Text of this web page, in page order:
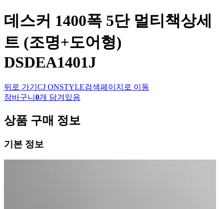
데스커 1400폭 5단 멀티책상세
트 (조명+도어형)
DSDEA1401J
뒤로 가기 CJ ONSTYLE검색페이지로 이동
장바구니 0개 담겨있음
상품 구매 정보
기본 정보